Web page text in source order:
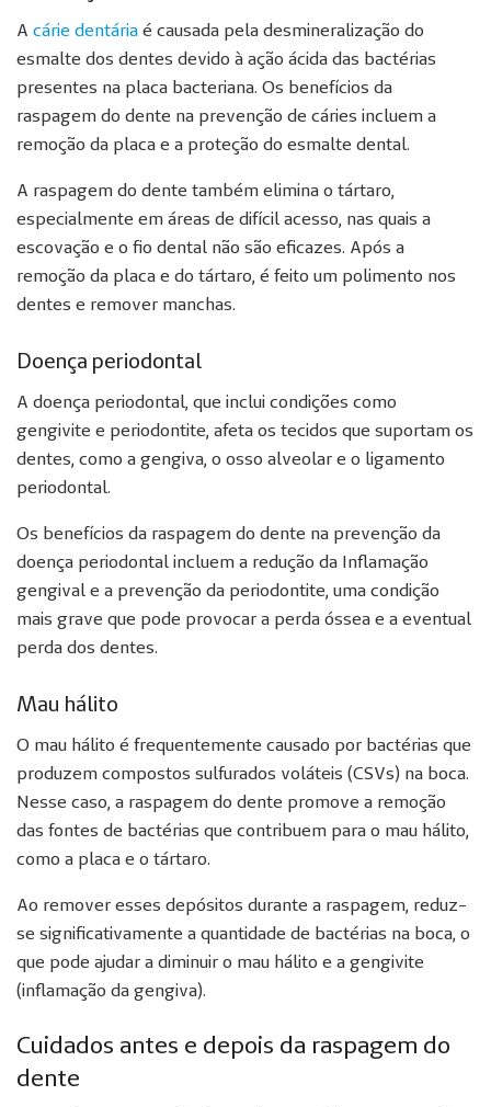
A cárie dentária é causada pela desmineralização do
esmalte dos dentes devido à ação ácida das bactérias
presentes na placa bacteriana. Os benefícios da
raspagem do dente na prevenção de cáries incluem a
remoção da placa e a proteção do esmalte dental.
A raspagem do dente também elimina o tártaro,
especialmente em áreas de difícil acesso, nas quais a
escovação e o fio dental não são eficazes. Após a
remoção da placa e do tártaro, é feito um polimento nos
dentes e remover manchas.
Doença periodontal
A doença periodontal, que inclui condições como
gengivite e periodontite, afeta os tecidos que suportam os
dentes, como a gengiva, o osso alveolar e o ligamento
periodontal.
Os benefícios da raspagem do dente na prevenção da
doença periodontal incluem a redução da Inflamação
gengival e a prevenção da periodontite, uma condição
mais grave que pode provocar a perda óssea e a eventual
perda dos dentes.
Mau hálito
O mau hálito é frequentemente causado por bactérias que
produzem compostos sulfurados voláteis (CSVs) na boca.
Nesse caso, a raspagem do dente promove a remoção
das fontes de bactérias que contribuem para o mau hálito,
como a placa e o tártaro.
Ao remover esses depósitos durante a raspagem, reduz-
se significativamente a quantidade de bactérias na boca, o
que pode ajudar a diminuir o mau hálito e a gengivite
(inflamação da gengiva).
Cuidados antes e depois da raspagem do
dente